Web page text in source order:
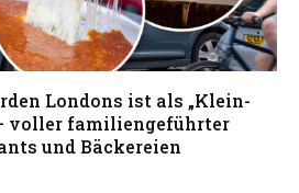
Londons ist als „Klein-
voller familiengeführter
und Bäckereien